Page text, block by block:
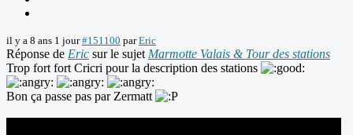
il y a 8 ans 1 jour #151100 parEric
Réponse de Eric sur le sujet Marmotte Valais & Tour des stations
Trop fort fort Cricri pour la description des stations
Bon ça passe pas par Zermatt